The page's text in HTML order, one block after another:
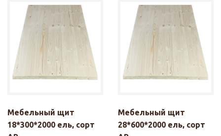
Мебельный щит
18*300*2000 ель, сорт
Мебельный щит
28*600*2000 ель, сорт